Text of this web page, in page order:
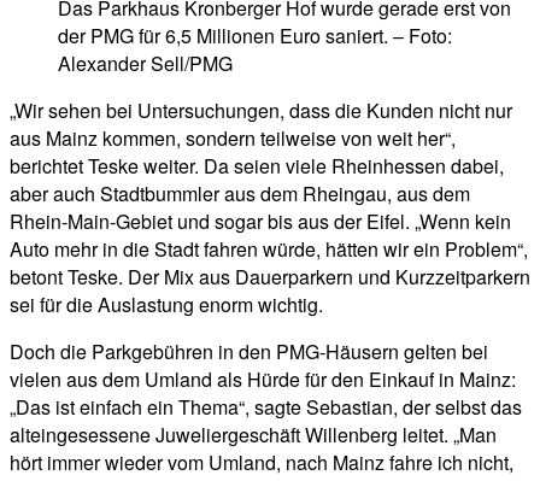
Das Parkhaus Kronberger Hof wurde gerade erst von
der PMG für 6,5 Millionen Euro saniert. – Foto:
Alexander Sell/PMG
„Wir sehen bei Untersuchungen, dass die Kunden nicht nur
aus Mainz kommen, sondern teilweise von weit her“,
berichtet Teske weiter. Da seien viele Rheinhessen dabei,
aber auch Stadtbummler aus dem Rheingau, aus dem
Rhein-Main-Gebiet und sogar bis aus der Eifel. „Wenn kein
Auto mehr in die Stadt fahren würde, hätten wir ein Problem“,
betont Teske. Der Mix aus Dauerparkern und Kurzzeitparkern
sei für die Auslastung enorm wichtig.
Doch die Parkgebühren in den PMG-Häusern gelten bei
vielen aus dem Umland als Hürde für den Einkauf in Mainz:
„Das ist einfach ein Thema“, sagte Sebastian, der selbst das
alteingesessene Juweliergeschäft Willenberg leitet. „Man
hört immer wieder vom Umland, nach Mainz fahre ich nicht,